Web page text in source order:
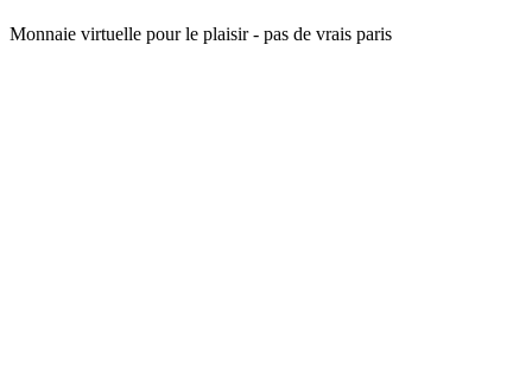
Monnaie virtuelle pour le plaisir - pas de vrais paris